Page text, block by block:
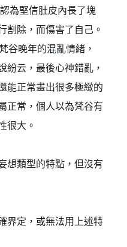
為堅信肚皮內長了塊
割除，而傷害了自己。
谷晚年的混亂情緒，
紛云，最後心神錯亂，
能正常畫出很多極緻的
正常，個人以為梵谷有
很大。
想類型的特點，但沒有
界定，或無法用上述特